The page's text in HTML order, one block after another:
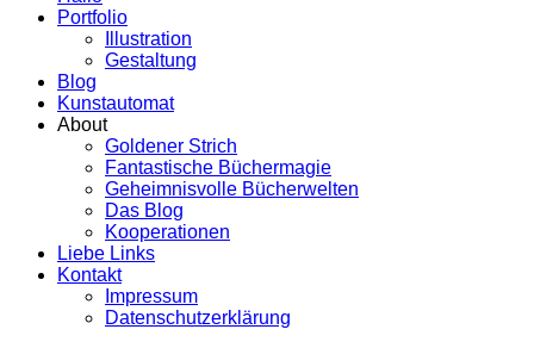
Portfolio
Illustration
Gestaltung
Blog
Kunstautomat
About
Goldener Strich
Fantastische Büchermagie
Geheimnisvolle Bücherwelten
Das Blog
Kooperationen
Liebe Links
Kontakt
Impressum
Datenschutzerklärung